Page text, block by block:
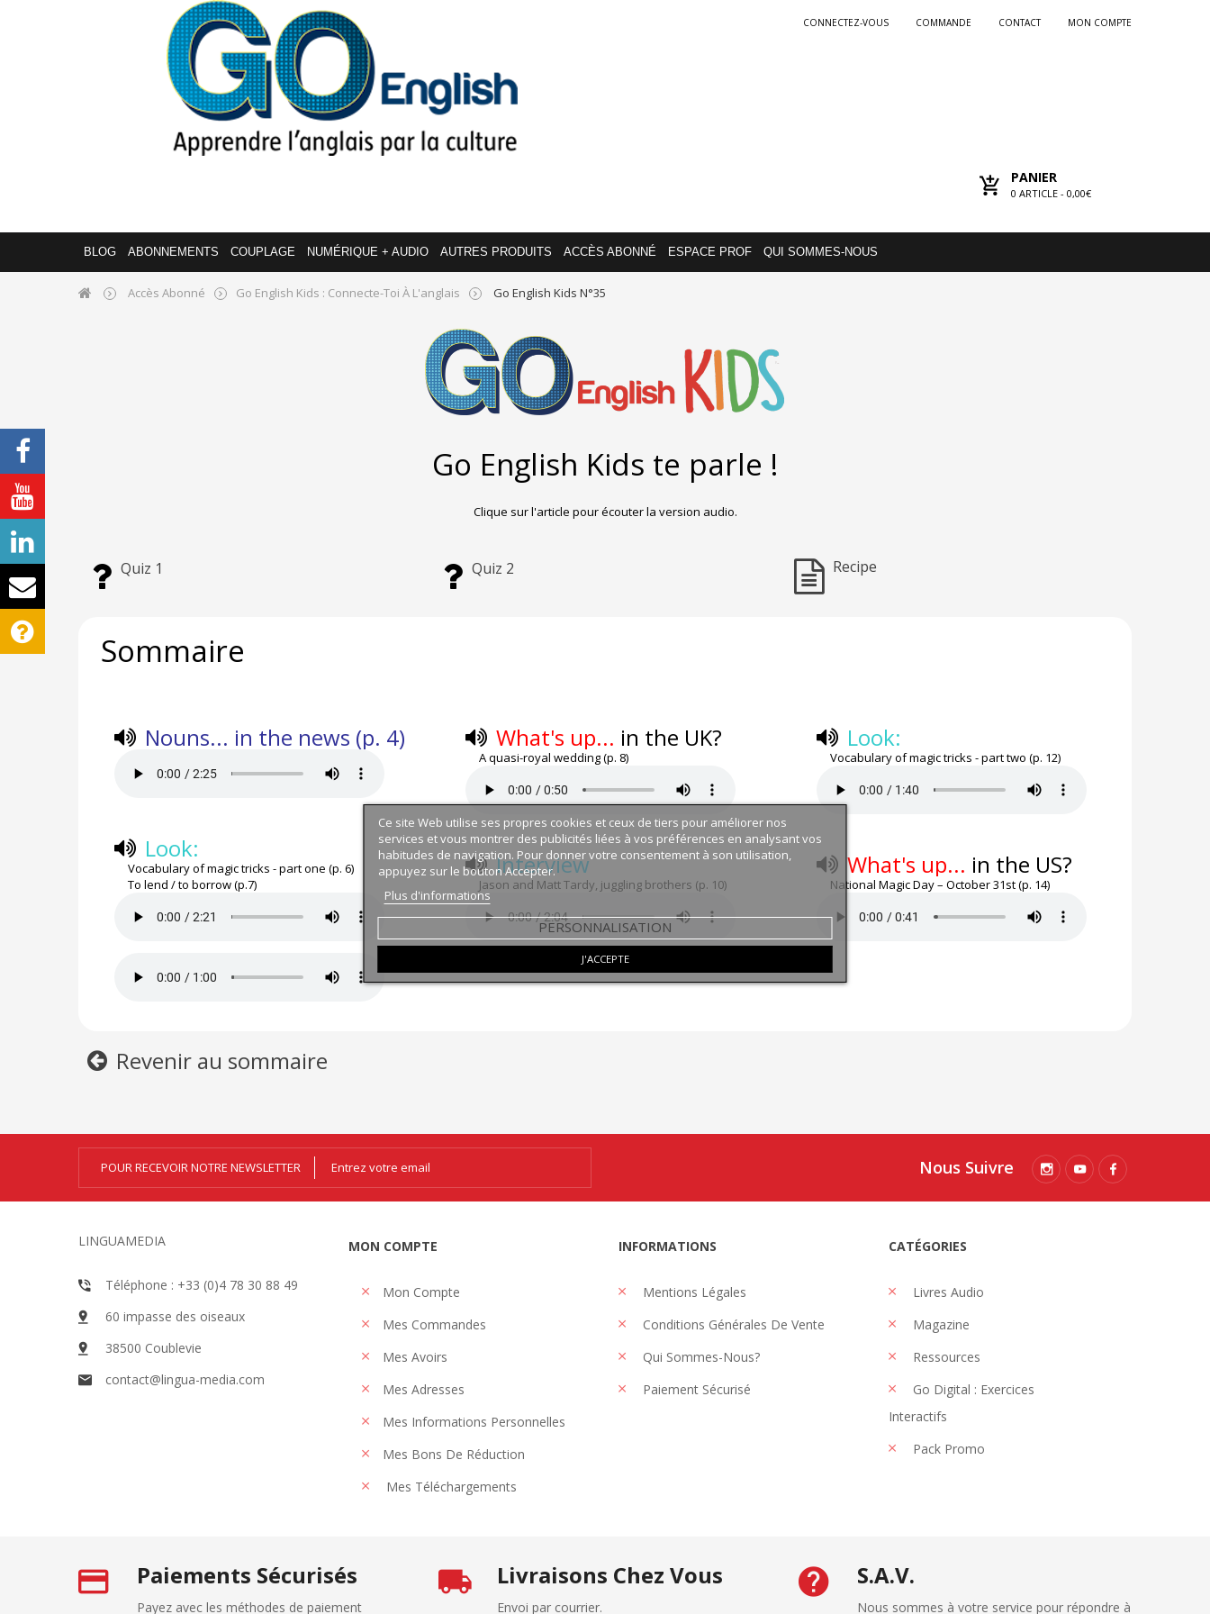
MON COMPTE
CONTACT
COMMANDE
CONNECTEZ-VOUS
PANIER
0 ARTICLE - 0,00€
BLOG ABONNEMENTS COUPLAGE NUMÉRIQUE + AUDIO AUTRES PRODUITS ACCÈS ABONNÉ ESPACE PROF QUI SOMMES-NOUS
Accès Abonné Go English Kids : Connecte-Toi À L'anglais Go English Kids N°35
Go English Kids te parle !
Clique sur l'article pour écouter la version audio.
Quiz 1 Quiz 2 Recipe
Sommaire
Nouns... in the news (p. 4)
Look:
Vocabulary of magic tricks - part one (p. 6)
To lend / to borrow (p.7)
What's up... in the UK?
A quasi-royal wedding (p. 8)
Interview
Jason and Matt Tardy, juggling brothers (p. 10)
Look:
Vocabulary of magic tricks - part two (p. 12)
What's up... in the US?
National Magic Day – October 31st (p. 14)
Revenir au sommaire
Ce site Web utilise ses propres cookies et ceux de tiers pour améliorer nos
services et vous montrer des publicités liées à vos préférences en analysant vos
habitudes de navigation. Pour donner votre consentement à son utilisation,
appuyez sur le bouton Accepter.
Plus d'informations
PERSONNALISATION
J'ACCEPTE
POUR RECEVOIR NOTRE NEWSLETTER Nous Suivre
LINGUAMEDIA
Téléphone : +33 (0)4 78 30 88 49
60 impasse des oiseaux
38500 Coublevie
contact@lingua-media.com
MON COMPTE
Mon Compte
Mes Commandes
Mes Avoirs
Mes Adresses
Mes Informations Personnelles
Mes Bons De Réduction
Mes Téléchargements
INFORMATIONS
Mentions Légales
Conditions Générales De Vente
Qui Sommes-Nous?
Paiement Sécurisé
CATÉGORIES
Livres Audio
Magazine
Ressources
Go Digital : Exercices
Interactifs
Pack Promo
Paiements Sécurisés
Payez avec les méthodes de paiement
Livraisons Chez Vous
Envoi par courrier.
S.A.V.
Nous sommes à votre service pour répondre à